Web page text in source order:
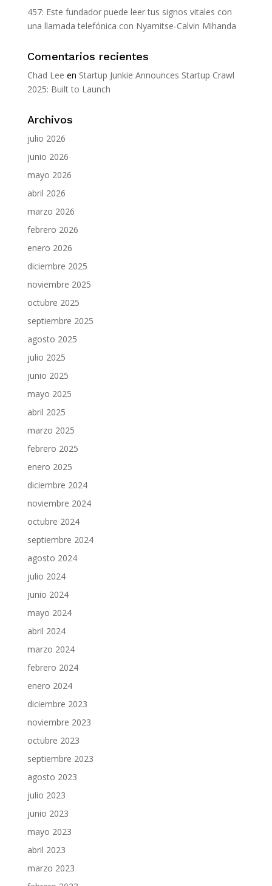
457: Este fundador puede leer tus signos vitales con
una llamada telefónica con Nyamitse-Calvin Mihanda
Comentarios recientes
Chad Lee en Startup Junkie Announces Startup Crawl
2025: Built to Launch
Archivos
julio 2026
junio 2026
mayo 2026
abril 2026
marzo 2026
febrero 2026
enero 2026
diciembre 2025
noviembre 2025
octubre 2025
septiembre 2025
agosto 2025
julio 2025
junio 2025
mayo 2025
abril 2025
marzo 2025
febrero 2025
enero 2025
diciembre 2024
noviembre 2024
octubre 2024
septiembre 2024
agosto 2024
julio 2024
junio 2024
mayo 2024
abril 2024
marzo 2024
febrero 2024
enero 2024
diciembre 2023
noviembre 2023
octubre 2023
septiembre 2023
agosto 2023
julio 2023
junio 2023
mayo 2023
abril 2023
marzo 2023